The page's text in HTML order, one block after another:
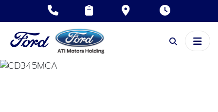
MONDEO